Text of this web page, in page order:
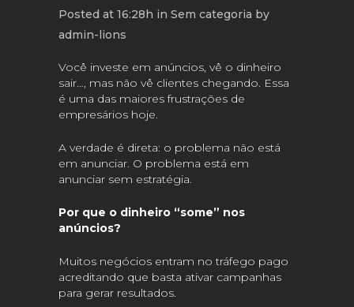
Posted at 16:28h in Sem categoria by
admin-lions
Você investe em anúncios, vê o dinheiro
sair…, mas não vê clientes chegando. Essa
é uma das maiores frustrações de
empresários hoje.
A verdade é direta: o problema não está
em anunciar. O problema está em
anunciar sem estratégia.
Por que o dinheiro “some” nos
anúncios?
Muitos negócios entram no tráfego pago
acreditando que basta ativar campanhas
para gerar resultados.